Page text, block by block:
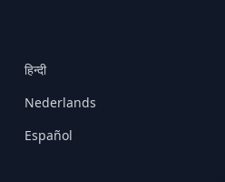
हिन्दी
Nederlands
Español